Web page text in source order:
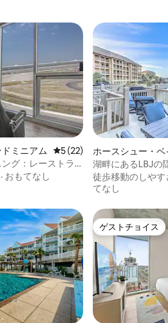
均評価
ミニアム レビュー22件、5つ星中5つ
5 (22)
グ：レーストラ
ォートワースの
· おもてなし
ホースシュー・ベ
ニアム
湖畔にあるLBJの
り、8名様まで宿
徒歩移動のしやす
てなし
ゲストチョイス
ゲストチョイス